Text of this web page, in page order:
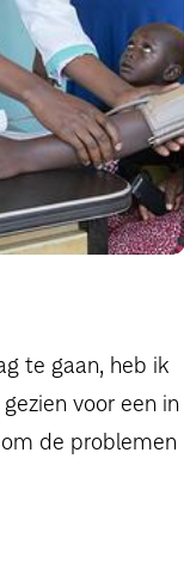
te gaan, heb ik
voor een in
de problemen